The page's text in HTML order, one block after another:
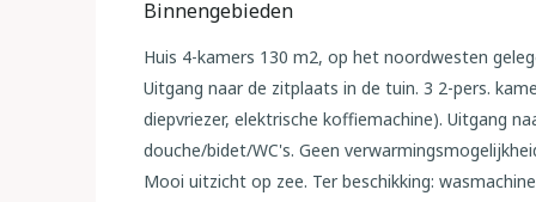
Binnengebieden
Huis 4-kamers 130 m2, op het noordwesten
Uitgang naar de zitplaats in de tuin. 3 2-pers.
diepvriezer, elektrische koffiemachine). Uitgang
douche/bidet/WC's. Geen
Mooi uitzicht op zee. Ter beschikking: